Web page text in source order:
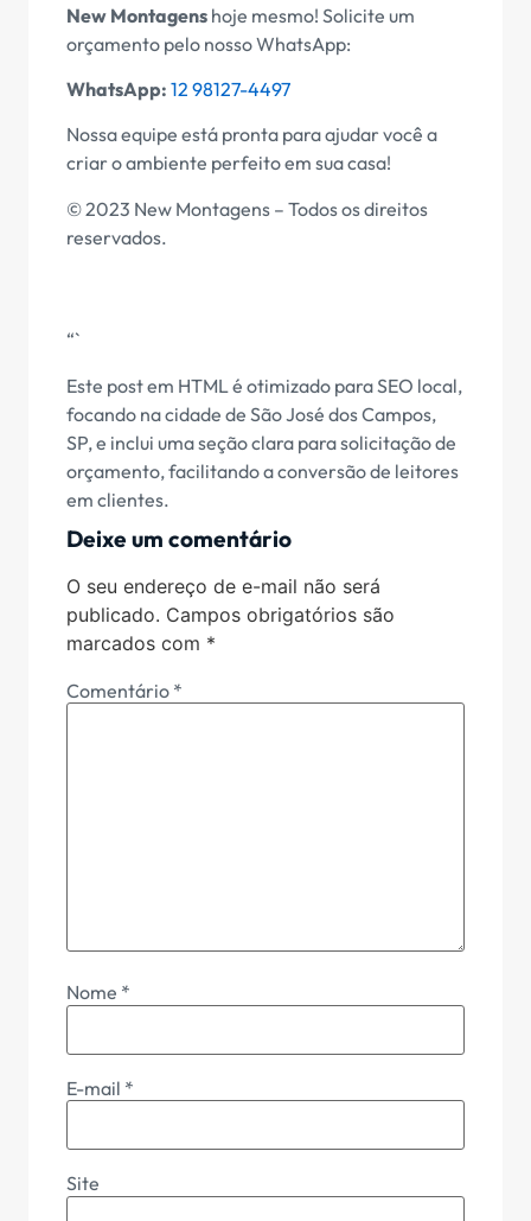
New Montagens hoje mesmo! Solicite um
orçamento pelo nosso WhatsApp:
WhatsApp: 12 98127-4497
Nossa equipe está pronta para ajudar você a
criar o ambiente perfeito em sua casa!
© 2023 New Montagens – Todos os direitos
reservados.
“`
Este post em HTML é otimizado para SEO local,
focando na cidade de São José dos Campos,
SP, e inclui uma seção clara para solicitação de
orçamento, facilitando a conversão de leitores
em clientes.
Deixe um comentário
O seu endereço de e-mail não será
publicado. Campos obrigatórios são
marcados com *
Comentário *
Nome *
E-mail *
Site